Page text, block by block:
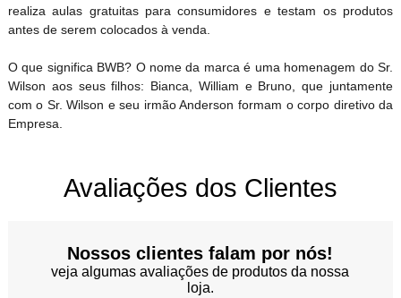
realiza aulas gratuitas para consumidores e testam os produtos
antes de serem colocados à venda.
O que significa BWB? O nome da marca é uma homenagem do Sr.
Wilson aos seus filhos: Bianca, William e Bruno, que juntamente
com o Sr. Wilson e seu irmão Anderson formam o corpo diretivo da
Empresa.
Avaliações dos Clientes
Nossos clientes falam por nós!
veja algumas avaliações de produtos da nossa
loja.